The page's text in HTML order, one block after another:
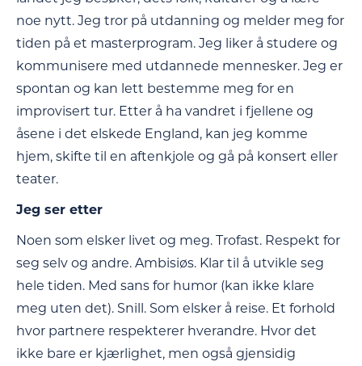
noe nytt. Jeg tror på utdanning og melder meg for
tiden på et masterprogram. Jeg liker å studere og
kommunisere med utdannede mennesker. Jeg er
spontan og kan lett bestemme meg for en
improvisert tur. Etter å ha vandret i fjellene og
åsene i det elskede England, kan jeg komme
hjem, skifte til en aftenkjole og gå på konsert eller
teater.
Jeg ser etter
Noen som elsker livet og meg. Trofast. Respekt for
seg selv og andre. Ambisiøs. Klar til å utvikle seg
hele tiden. Med sans for humor (kan ikke klare
meg uten det). Snill. Som elsker å reise. Et forhold
hvor partnere respekterer hverandre. Hvor det
ikke bare er kjærlighet, men også gjensidig